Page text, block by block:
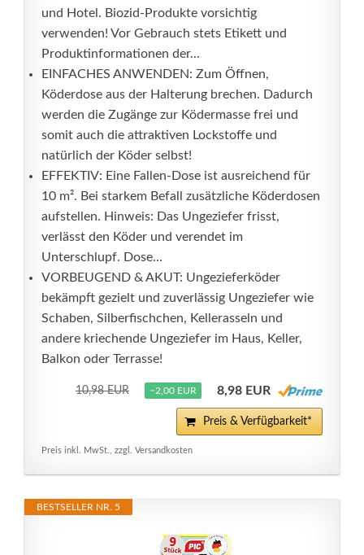
und Hotel. Biozid-Produkte vorsichtig
verwenden! Vor Gebrauch stets Etikett und
Produktinformationen der...
EINFACHES ANWENDEN: Zum Öffnen,
Köderdose aus der Halterung brechen. Dadurch
werden die Zugänge zur Ködermasse frei und
somit auch die attraktiven Lockstoffe und
natürlich der Köder selbst!
EFFEKTIV: Eine Fallen-Dose ist ausreichend für
10 m². Bei starkem Befall zusätzliche Köderdosen
aufstellen. Hinweis: Das Ungeziefer frisst,
verlässt den Köder und verendet im
Unterschlupf. Dose...
VORBEUGEND & AKUT: Ungezieferköder
bekämpft gezielt und zuverlässig Ungeziefer wie
Schaben, Silberfischchen, Kellerasseln und
andere kriechende Ungeziefer im Haus, Keller,
Balkon oder Terrasse!
10,98 EUR −2,00 EUR 8,98 EUR
Preis & Verfügbarkeit*
Preis inkl. MwSt., zzgl. Versandkosten
BESTSELLER NR. 5